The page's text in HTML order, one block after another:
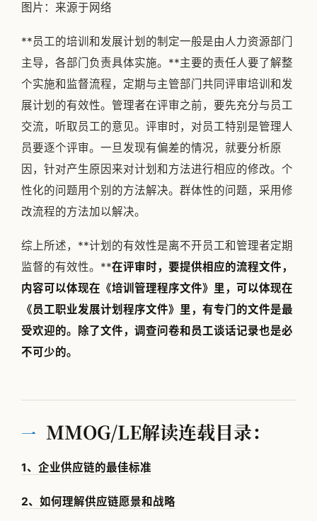
图片：来源于网络
**员工的培训和发展计划的制定一般是由人力资源部门
主导，各部门负责具体实施。**主要的责任人要了解整
个实施和监督流程，定期与主管部门共同评审培训和发
展计划的有效性。管理者在评审之前，要先充分与员工
交流，听取员工的意见。评审时，对员工特别是管理人
员要逐个评审。一旦发现有偏差的情况，就要分析原
因，针对产生原因来对计划和方法进行相应的修改。个
性化的问题用个别的方法解决。群体性的问题，采用修
改流程的方法加以解决。
综上所述，**计划的有效性是离不开员工和管理者定期
监督的有效性。**在评审时，要提供相应的流程文件，
内容可以体现在《培训管理程序文件》里，可以体现在
《员工职业发展计划程序文件》里，有专门的文件是最
受欢迎的。除了文件，调查问卷和员工谈话记录也是必
不可少的。
一 MMOG/LE解读连载目录：
1、企业供应链的最佳标准
2、如何理解供应链愿景和战略